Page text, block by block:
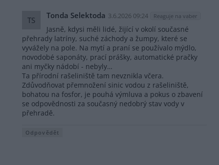
TS Tonda Selektoda 3.6.2026 09:24 Reaguje na vaber
Jasně, kdysi měli lidé, žijící v okolí současné
přehrady latríny, suché záchody a žumpy, které se
vyvážely na pole. Na mytí a praní se používalo mýdlo,
novodobé saponáty, prací prášky, automatické pračky
ani myčky nádobí - nebyly…
Ta přírodní rašeliniště tam nevznikla včera.
Zdůvodňovat přemnožení sinic vodou z rašeliniště,
bohatou na fosfor, je pouhá výmluva a pokus o zbavení
se odpovědnosti za současný nedobrý stav vody v
přehradě.
Odpovědět